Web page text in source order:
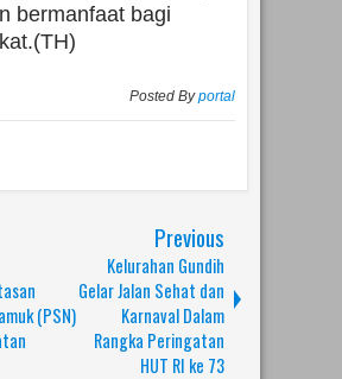
bermanfaat bagi
Posted Byportal
(PSN)
Previous
Kelurahan Gundih
Gelar Jalan Sehat dan
Karnaval Dalam
Rangka Peringatan
HUT RI ke 73